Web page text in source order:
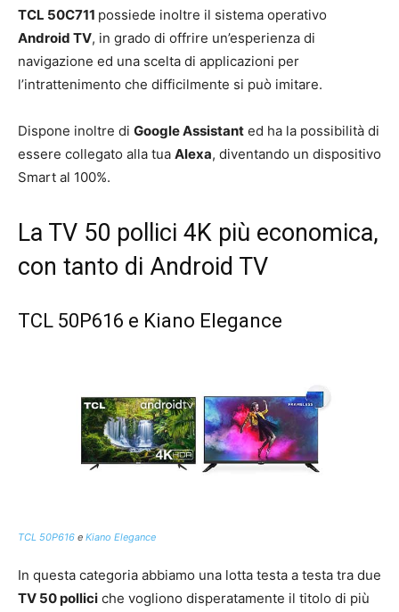
TCL 50C711 possiede inoltre il sistema operativo
Android TV, in grado di offrire un’esperienza di
navigazione ed una scelta di applicazioni per
l’intrattenimento che difficilmente si può imitare.
Dispone inoltre di Google Assistant ed ha la possibilità di
essere collegato alla tua Alexa, diventando un dispositivo
Smart al 100%.
La TV 50 pollici 4K più economica,
con tanto di Android TV
TCL 50P616 e Kiano Elegance
TCL 50P616 e Kiano Elegance
In questa categoria abbiamo una lotta testa a testa tra due
TV 50 pollici che vogliono disperatamente il titolo di più